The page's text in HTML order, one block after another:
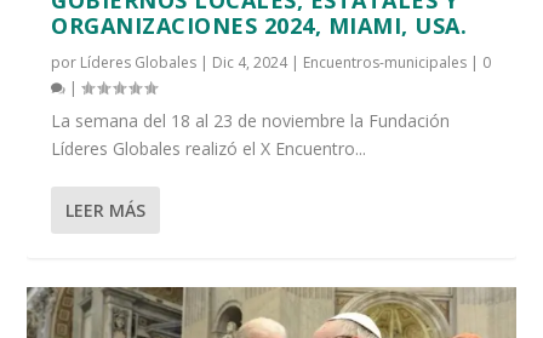
ORGANIZACIONES 2024, MIAMI, USA.
por Líderes Globales | Dic 4, 2024| Encuentros-municipales | 0
|
La semana del 18 al 23 de noviembre la Fundación
Líderes Globales realizó el X Encuentro...
LEER MÁS